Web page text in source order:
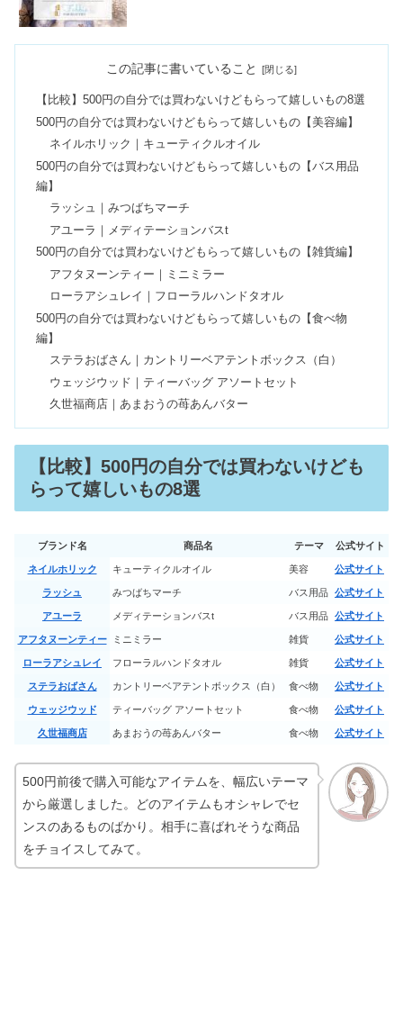
ト占い6選｜男性の今や片思いも
ポテンツァが東京で安い！おすすめ5
選《モニターキャンペーン》
【韓国語】ヨントンのネタ45選！ボー
ダーや録画バレた人の話も
フレンチガーリーブランドで安い7選
｜店舗ありやスマホケースの人気も
女子高生の服はどこで買う？ファッシ
ョンブランド10選！
出産祝いでリクエストしたものは？欲
しいものランキング【8選】
カーキに合わせてはいけない色＆合う
色「カーキ色とはどういう色です
か？」
トムフォードのアイシャドウ人気色8
選｜ハネムーンはブルベ・イエベ？
コンビニ傘の値段は？サイズ別おすす
大阪梅田でアートメイクが安い8選｜
リップ・ほくろのモニターも
この記事に書いていること
【比較】500円の自分では買わないけどもらって嬉しいもの8選
500円の自分では買わないけどもらって嬉しいもの【美容編】
ネイルホリック｜キューティクルオイル
500円の自分では買わないけどもらって嬉しいもの【バス用品
編】
ラッシュ｜みつばちマーチ
アユーラ｜メディテーションバスt
500円の自分では買わないけどもらって嬉しいもの【雑貨編】
アフタヌーンティー｜ミニミラー
ローラアシュレイ｜フローラルハンドタオル
500円の自分では買わないけどもらって嬉しいもの【食べ物
編】
ステラおばさん｜カントリーベアテントボックス（白）
ウェッジウッド｜ティーバッグ アソートセット
久世福商店｜あまおうの苺あんバター
【比較】500円の自分では買わないけども
らって嬉しいもの8選
ブランド名 商品名 テーマ 公式サイト
ネイルホリック キューティクルオイル 美容 公式サイト
ラッシュ みつばちマーチ バス用品 公式サイト
アユーラ メディテーションバスt バス用品 公式サイト
アフタヌーンティー ミニミラー 雑貨 公式サイト
ローラアシュレイ フローラルハンドタオル 雑貨 公式サイト
ステラおばさん カントリーベアテントボックス（白） 食べ物 公式サイト
ウェッジウッド ティーバッグ アソートセット 食べ物 公式サイト
久世福商店 あまおうの苺あんバター 食べ物 公式サイト
500円前後で購入可能なアイテムを、幅広いテーマ
から厳選しました。どのアイテムもオシャレでセ
ンスのあるものばかり。相手に喜ばれそうな商品
をチョイスしてみて。